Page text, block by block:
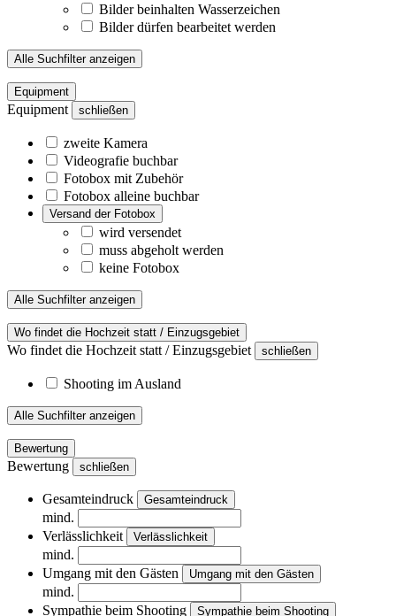
Bilder beinhalten Wasserzeichen
Bilder dürfen bearbeitet werden
Alle Suchfilter anzeigen
Equipment
Equipment schließen
zweite Kamera
Videografie buchbar
Fotobox mit Zubehör
Fotobox alleine buchbar
Versand der Fotobox
wird versendet
muss abgeholt werden
keine Fotobox
Alle Suchfilter anzeigen
Wo findet die Hochzeit statt / Einzugsgebiet
Wo findet die Hochzeit statt / Einzugsgebiet schließen
Shooting im Ausland
Alle Suchfilter anzeigen
Bewertung
Bewertung schließen
Gesamteindruck Gesamteindruck
mind.
Verlässlichkeit
Verlässlichkeit
mind.
Umgang mit den Gästen
Umgang mit den Gästen
mind.
Sympathie beim Shooting
Sympathie beim Shooting